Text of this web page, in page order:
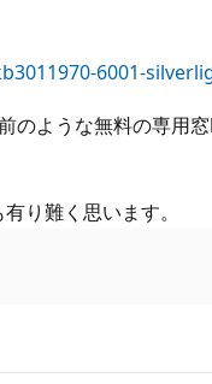
6001-
ような無料の専用
り難く思います。